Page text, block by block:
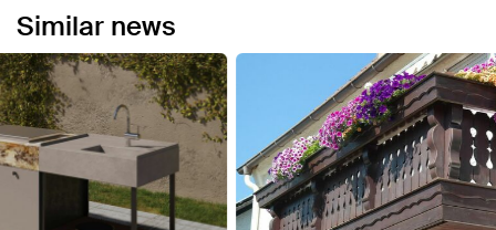
Similar news